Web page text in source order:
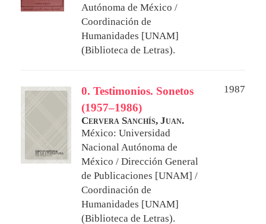
Autónoma de México /
Coordinación de
Humanidades [UNAM]
(Biblioteca de Letras).
0. Testimonios. Sonetos
(1957–1986)
1987
Cervera Sanchís, Juan.
México: Universidad
Nacional Autónoma de
México / Dirección General
de Publicaciones [UNAM] /
Coordinación de
Humanidades [UNAM]
(Biblioteca de Letras).